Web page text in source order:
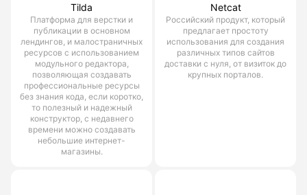
Tilda
Платформа для верстки и
публикации в основном
лендингов, и малостраничных
ресурсов с использованием
модульного редактора,
позволяющая создавать
профессиональные ресурсы
без знания кода, если коротко,
то полезный и надежный
конструктор, с недавнего
времени можно создавать
небольшие интернет-
магазины.
Netcat
Российский продукт, который
предлагает простоту
использования для создания
различных типов сайтов
доставки с нуля, от визиток до
крупных порталов.